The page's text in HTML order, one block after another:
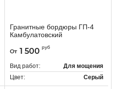
Гранитные бордюры ГП-4
Камбулатовский
2342010
От 1 500 руб
Вид работ:
Для мощения
Цвет:
Серый